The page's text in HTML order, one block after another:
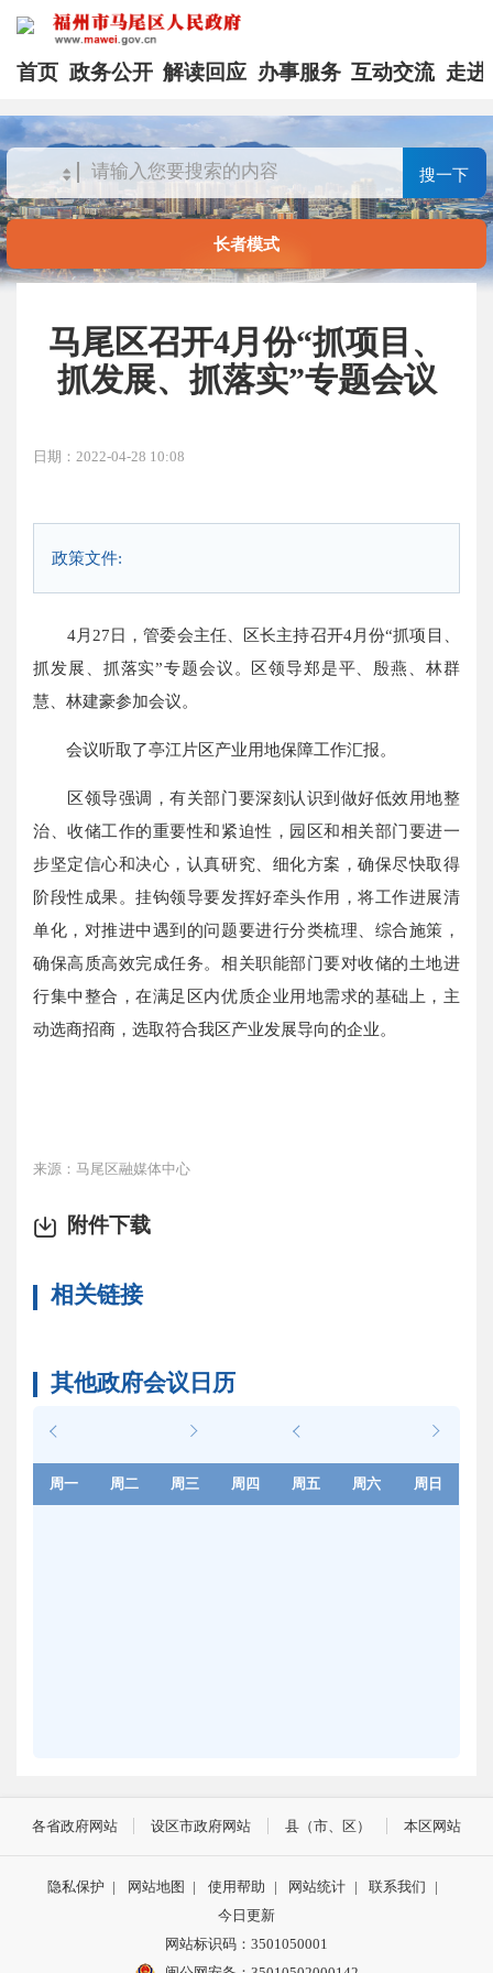
首页 政务公开 解读回应 办事服务 互动交流 走进
搜一下
长者模式
马尾区召开4月份“抓项目、
抓发展、抓落实”专题会议
日期：2022-04-28 10:08
政策文件:
4月27日，管委会主任、区长主持召开4月份“抓项目、
抓发展、抓落实”专题会议。区领导郑是平、殷燕、林群
慧、林建豪参加会议。
会议听取了亭江片区产业用地保障工作汇报。
区领导强调，有关部门要深刻认识到做好低效用地整
治、收储工作的重要性和紧迫性，园区和相关部门要进一
步坚定信心和决心，认真研究、细化方案，确保尽快取得
阶段性成果。挂钩领导要发挥好牵头作用，将工作进展清
单化，对推进中遇到的问题要进行分类梳理、综合施策，
确保高质高效完成任务。相关职能部门要对收储的土地进
行集中整合，在满足区内优质企业用地需求的基础上，主
动选商招商，选取符合我区产业发展导向的企业。
来源：马尾区融媒体中心
附件下载
相关链接
其他政府会议日历
周一 周二 周三 周四 周五 周六 周日
各省政府网站 设区市政府网站 县（市、区） 本区网站
隐私保护 | 网站地图 | 使用帮助 | 网站统计 | 联系我们
|
今日更新
网站标识码：3501050001